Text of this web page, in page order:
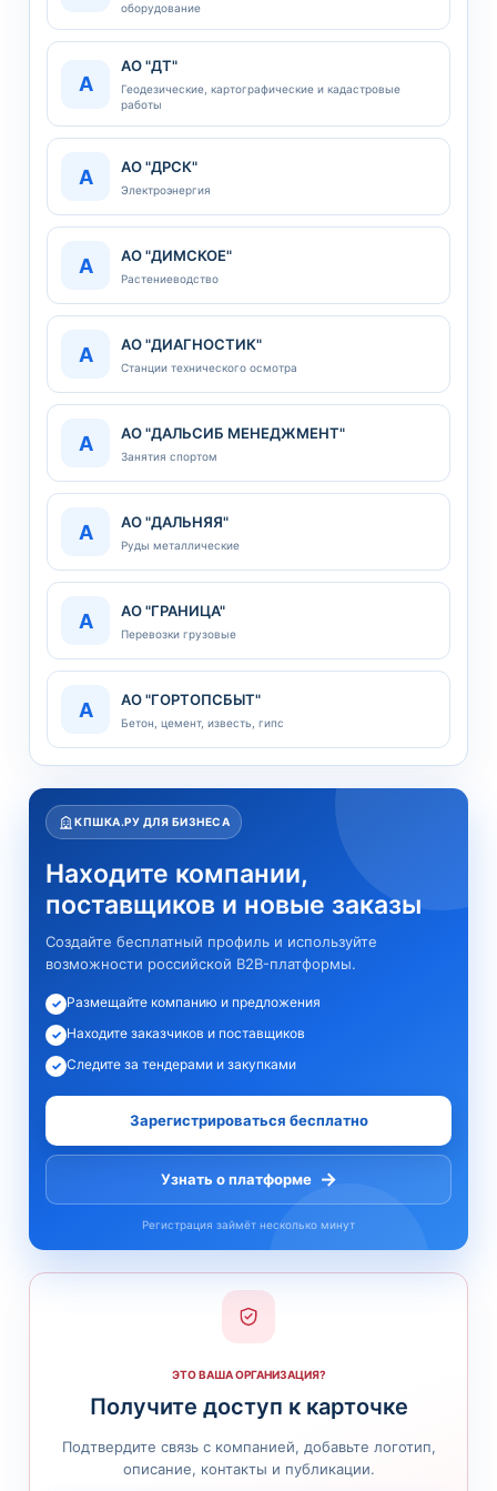
оборудование
А
АО "ДТ"
Геодезические, картографические и кадастровые
работы
А АО "ДРСК"
Электроэнергия
А АО "ДИМСКОЕ"
Растениеводство
А АО "ДИАГНОСТИК"
Станции технического осмотра
А АО "ДАЛЬСИБ МЕНЕДЖМЕНТ"
Занятия спортом
А АО "ДАЛЬНЯЯ"
Руды металлические
А АО "ГРАНИЦА"
Перевозки грузовые
А АО "ГОРТОПСБЫТ"
Бетон, цемент, известь, гипс
КПШКА.РУ ДЛЯ БИЗНЕСА
Находите компании,
поставщиков и новые заказы
Создайте бесплатный профиль и используйте
возможности российской B2B-платформы.
✓ Размещайте компанию и предложения
✓ Находите заказчиков и поставщиков
✓ Следите за тендерами и закупками
Зарегистрироваться бесплатно
Узнать о платформе →
Регистрация займёт несколько минут
ЭТО ВАША ОРГАНИЗАЦИЯ?
Получите доступ к карточке
Подтвердите связь с компанией, добавьте логотип,
описание, контакты и публикации.